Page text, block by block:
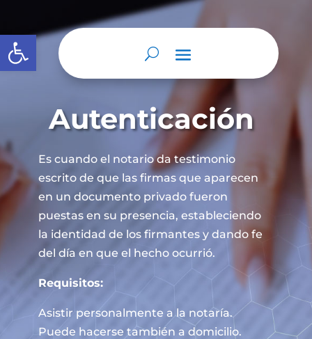
Abrir barra de herramientas
Autenticación
Es cuando el notario da testimonio
escrito de que las firmas que aparecen
en un documento privado fueron
puestas en su presencia, estableciendo
la identidad de los firmantes y dando fe
del día en que el hecho ocurrió.
Requisitos:
Asistir personalmente a la notaría.
Puede hacerse también a domicilio.